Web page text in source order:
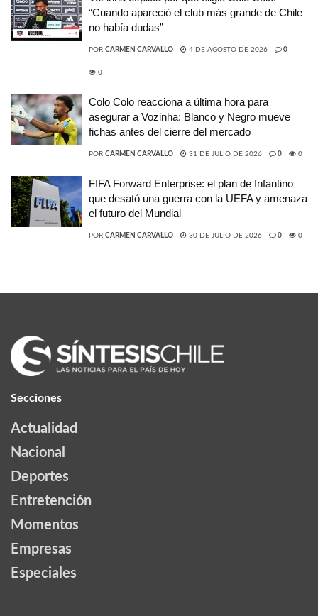
“Cuando apareció el club más grande de Chile
no había dudas”
POR CARMEN CARVALLO 4 DE AGOSTO DE 2026 0
0
Colo Colo reacciona a última hora para
asegurar a Vozinha: Blanco y Negro mueve
fichas antes del cierre del mercado
POR CARMEN CARVALLO 31 DE JULIO DE 2026 0 0
FIFA Forward Enterprise: el plan de Infantino
que desató una guerra con la UEFA y amenaza
el futuro del Mundial
POR CARMEN CARVALLO 30 DE JULIO DE 2026 0 0
Secciones
Actualidad
Nacional
Deportes
Entretención
Momentos
Empresas
Especiales